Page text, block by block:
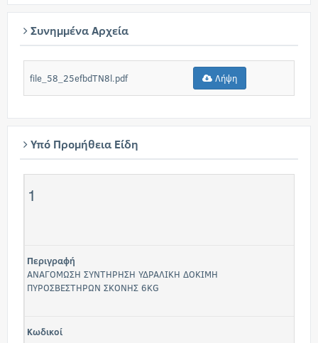
Συνημμένα Αρχεία
file_58_25efbdTN8l.pdf Λήψη
Υπό Προμήθεια Είδη
1
Περιγραφή
ΑΝΑΓΟΜΩΣΗ ΣΥΝΤΗΡΗΣΗ ΥΔΡΑΛΙΚΗ ΔΟΚΙΜΗ
ΠΥΡΟΣΒΕΣΤΗΡΩΝ ΣΚΟΝΗΣ 6KG
Κωδικοί